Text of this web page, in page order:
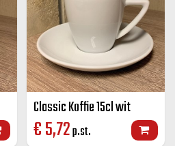
Classic Koffie 15cl wit
€5,72p.st.